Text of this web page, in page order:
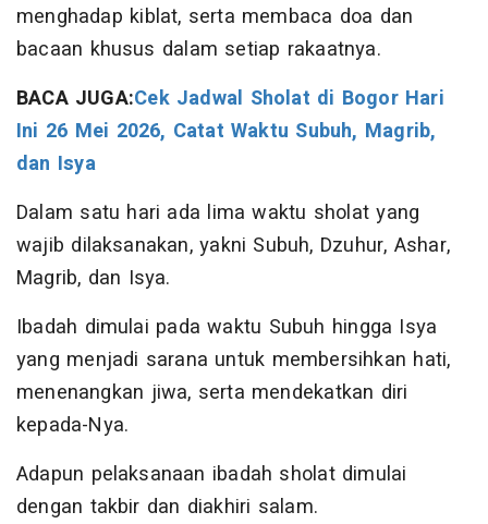
menghadap kiblat, serta membaca doa dan
bacaan khusus dalam setiap rakaatnya.
BACA JUGA:Cek Jadwal Sholat di Bogor Hari
Ini 26 Mei 2026, Catat Waktu Subuh, Magrib,
dan Isya
Dalam satu hari ada lima waktu sholat yang
wajib dilaksanakan, yakni Subuh, Dzuhur, Ashar,
Magrib, dan Isya.
Ibadah dimulai pada waktu Subuh hingga Isya
yang menjadi sarana untuk membersihkan hati,
menenangkan jiwa, serta mendekatkan diri
kepada-Nya.
Adapun pelaksanaan ibadah sholat dimulai
dengan takbir dan diakhiri salam.